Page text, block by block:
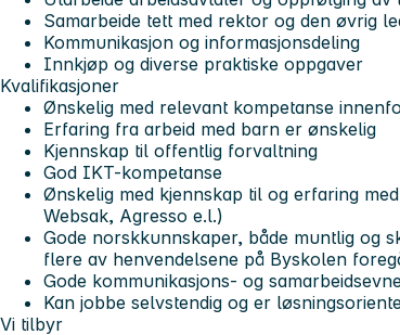
Samarbeide tett med rektor og den øvrig
Kommunikasjon og informasjonsdeling
Innkjøp og diverse praktiske oppgaver
Kvalifikasjoner
Ønskelig med relevant kompetanse
Erfaring fra arbeid med barn er ønskelig
Kjennskap til offentlig forvaltning
God IKT-kompetanse
Ønskelig med kjennskap til og erfaring
Websak, Agresso e.l.)
Gode norskkunnskaper, både muntlig og
flere av henvendelsene på Byskolen
Gode kommunikasjons- og
Kan jobbe selvstendig og er
Vi tilbyr